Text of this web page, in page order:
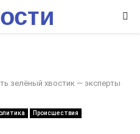
зелёный хвостик — эксперты
Происшествия